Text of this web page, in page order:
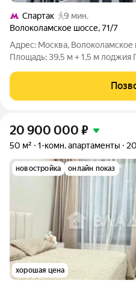
Спартак
9 мин.
Волоколамское шоссе,71/7
Адрес: Москва, Волоколамское
Площадь: 39,5 м + 1,5 м лоджия
новом монолитном доме 2023
до мелочей:
20 900 000 ₽
50 м² 1-комн. апартаменты
новостройка онлайн показ
хорошая цена